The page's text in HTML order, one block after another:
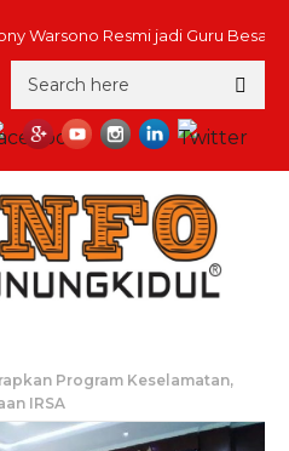
Warsono Resmi jadi Guru Besar
Program Keselamatan,
IRSA